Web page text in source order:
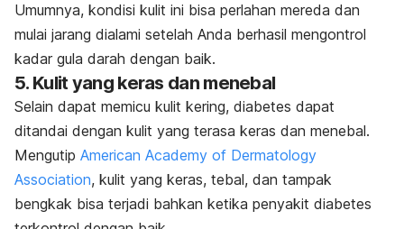
Umumnya, kondisi kulit ini bisa perlahan mereda dan
mulai jarang dialami setelah Anda berhasil mengontrol
kadar gula darah dengan baik.
5. Kulit yang keras dan menebal
Selain dapat memicu kulit kering, diabetes dapat
ditandai dengan kulit yang terasa keras dan menebal.
Mengutip American Academy of Dermatology
Association, kulit yang keras, tebal, dan tampak
bengkak bisa terjadi bahkan ketika penyakit diabetes